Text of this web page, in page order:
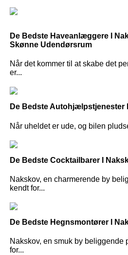
De Bedste Haveanlæggere I
Skønne Udendørsrum
Når det kommer til at skabe det
er...
De Bedste Autohjælpstjenester
Når uheldet er ude, og bilen
De Bedste Cocktailbarer I
Nakskov, en charmerende by
kendt for...
De Bedste Hegnsmontører I
Nakskov, en smuk by beliggende
for...